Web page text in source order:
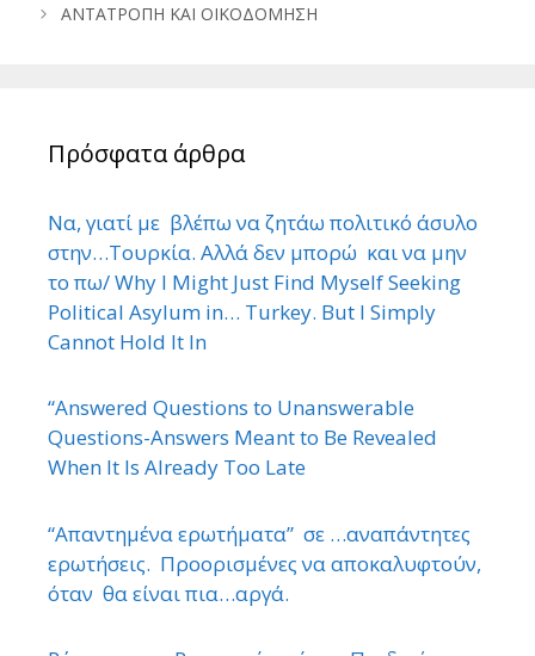
ΑΝΤΑΤΡΟΠΗ ΚΑΙ ΟΙΚΟΔΟΜΗΣΗ
Πρόσφατα άρθρα
Να, γιατί με βλέπω να ζητάω πολιτικό άσυλο
στην…Τουρκία. Αλλά δεν μπορώ και να μην
το πω/ Why I Might Just Find Myself Seeking
Political Asylum in… Turkey. But I Simply
Cannot Hold It In
“Answered Questions to Unanswerable
Questions-Answers Meant to Be Revealed
When It Is Already Too Late
“Απαντημένα ερωτήματα” σε …αναπάντητες
ερωτήσεις. Προορισμένες να αποκαλυφτούν,
όταν θα είναι πια…αργά.